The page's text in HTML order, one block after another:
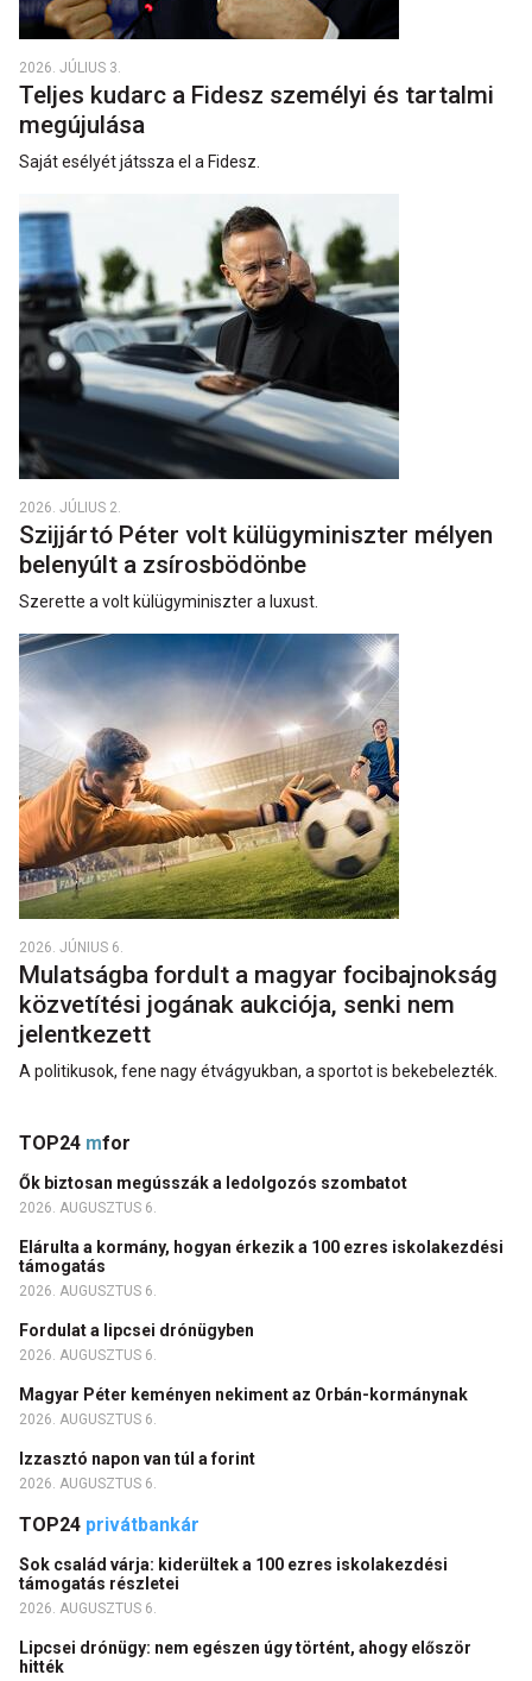
2026. JÚLIUS 3.
Teljes kudarc a Fidesz személyi és tartalmi
megújulása
Saját esélyét játssza el a Fidesz.
2026. JÚLIUS 2.
Szijjártó Péter volt külügyminiszter mélyen
belenyúlt a zsírosbödönbe
Szerette a volt külügyminiszter a luxust.
2026. JÚNIUS 6.
Mulatságba fordult a magyar focibajnokság
közvetítési jogának aukciója, senki nem
jelentkezett
A politikusok, fene nagy étvágyukban, a sportot is bekebelezték.
TOP24 mfor
Ők biztosan megússzák a ledolgozós szombatot
2026. AUGUSZTUS 6.
Elárulta a kormány, hogyan érkezik a 100 ezres iskolakezdési
támogatás
2026. AUGUSZTUS 6.
Fordulat a lipcsei drónügyben
2026. AUGUSZTUS 6.
Magyar Péter keményen nekiment az Orbán-kormánynak
2026. AUGUSZTUS 6.
Izzasztó napon van túl a forint
2026. AUGUSZTUS 6.
TOP24 privátbankár
Sok család várja: kiderültek a 100 ezres iskolakezdési
támogatás részletei
2026. AUGUSZTUS 6.
Lipcsei drónügy: nem egészen úgy történt, ahogy először
hitték